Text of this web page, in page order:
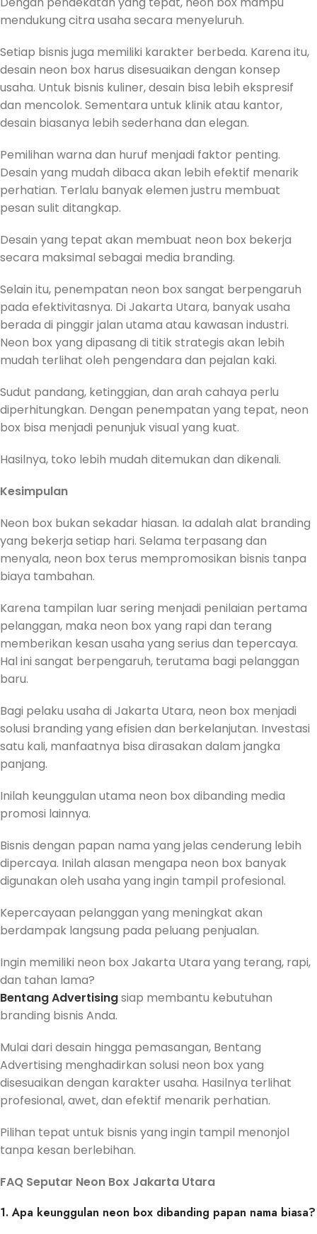
mendukung citra usaha secara menyeluruh.
Setiap bisnis juga memiliki karakter berbeda. Karena itu,
desain neon box harus disesuaikan dengan konsep
usaha. Untuk bisnis kuliner, desain bisa lebih ekspresif
dan mencolok. Sementara untuk klinik atau kantor,
desain biasanya lebih sederhana dan elegan.
Pemilihan warna dan huruf menjadi faktor penting.
Desain yang mudah dibaca akan lebih efektif menarik
perhatian. Terlalu banyak elemen justru membuat
pesan sulit ditangkap.
Desain yang tepat akan membuat neon box bekerja
secara maksimal sebagai media branding.
Selain itu, penempatan neon box sangat berpengaruh
pada efektivitasnya. Di Jakarta Utara, banyak usaha
berada di pinggir jalan utama atau kawasan industri.
Neon box yang dipasang di titik strategis akan lebih
mudah terlihat oleh pengendara dan pejalan kaki.
Sudut pandang, ketinggian, dan arah cahaya perlu
diperhitungkan. Dengan penempatan yang tepat, neon
box bisa menjadi penunjuk visual yang kuat.
Hasilnya, toko lebih mudah ditemukan dan dikenali.
Kesimpulan
Neon box bukan sekadar hiasan. Ia adalah alat branding
yang bekerja setiap hari. Selama terpasang dan
menyala, neon box terus mempromosikan bisnis tanpa
biaya tambahan.
Karena tampilan luar sering menjadi penilaian pertama
pelanggan, maka neon box yang rapi dan terang
memberikan kesan usaha yang serius dan tepercaya.
Hal ini sangat berpengaruh, terutama bagi pelanggan
baru.
Bagi pelaku usaha di Jakarta Utara, neon box menjadi
solusi branding yang efisien dan berkelanjutan. Investasi
satu kali, manfaatnya bisa dirasakan dalam jangka
panjang.
Inilah keunggulan utama neon box dibanding media
promosi lainnya.
Bisnis dengan papan nama yang jelas cenderung lebih
dipercaya. Inilah alasan mengapa neon box banyak
digunakan oleh usaha yang ingin tampil profesional.
Kepercayaan pelanggan yang meningkat akan
berdampak langsung pada peluang penjualan.
Ingin memiliki neon box Jakarta Utara yang terang, rapi,
dan tahan lama?
Bentang Advertisingsiap membantu kebutuhan
branding bisnis Anda.
Mulai dari desain hingga pemasangan, Bentang
Advertising menghadirkan solusi neon box yang
disesuaikan dengan karakter usaha. Hasilnya terlihat
profesional, awet, dan efektif menarik perhatian.
Pilihan tepat untuk bisnis yang ingin tampil menonjol
tanpa kesan berlebihan.
FAQ Seputar Neon Box Jakarta Utara
1. Apa keunggulan neon box dibanding papan nama biasa?